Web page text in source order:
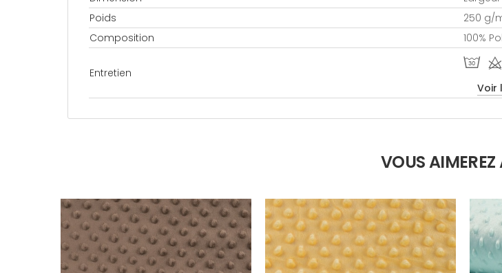
Poids
250 g/
Composition
100%
Entretien
T
Voir
VOUS AIMEREZ